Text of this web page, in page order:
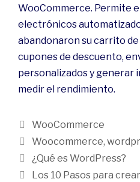
WooCommerce. Permite
electrónicos
abandonaron su carrito
cupones de descuento,
personalizados y generar
medir el rendimiento.
WooCommerce
Woocommerce,
¿Qué es WordPress?
Los 10 Pasos para